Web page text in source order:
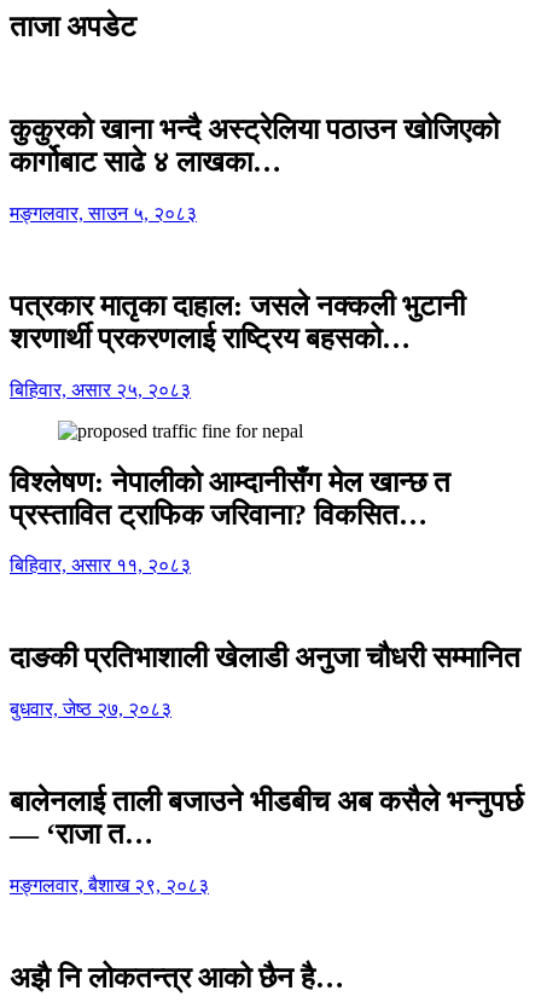
ताजा अपडेट
कुकुरको खाना भन्दै अस्ट्रेलिया पठाउन खोजिएको
कार्गोबाट साढे ४ लाखका…
मङ्गलवार, साउन ५, २०८३
पत्रकार मातृका दाहाल: जसले नक्कली भुटानी
शरणार्थी प्रकरणलाई राष्ट्रिय बहसको…
बिहिवार, असार २५, २०८३
विश्लेषण: नेपालीको आम्दानीसँग मेल खान्छ त
प्रस्तावित ट्राफिक जरिवाना? विकसित…
बिहिवार, असार ११, २०८३
दाङकी प्रतिभाशाली खेलाडी अनुजा चौधरी सम्मानित
बुधवार, जेष्ठ २७, २०८३
बालेनलाई ताली बजाउने भीडबीच अब कसैले भन्नुपर्छ
— ‘राजा त…
मङ्गलवार, बैशाख २९, २०८३
अझै नि लोकतन्त्र आको छैन है…